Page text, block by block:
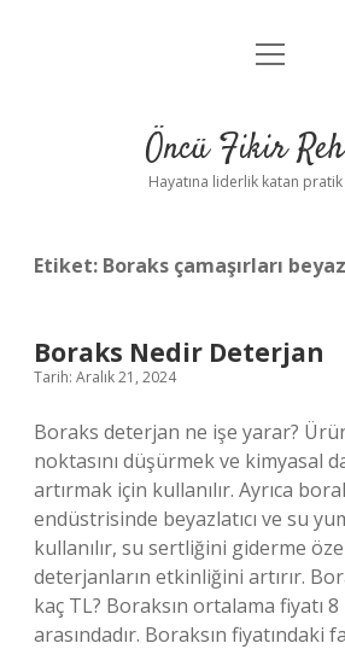
Anasayfa
Yasal Uyarı
menüyü
Öncü Fikir
Hayatına liderlik katan
Etiket: Boraks çamaşırları
Boraks Nedir Deterjan
Tarih: Aralık 21, 2024
Boraks deterjan ne işe yarar?
noktasını düşürmek ve kimyasal
artırmak için kullanılır. Ayrıca
endüstrisinde beyazlatıcı ve su
kullanılır, su sertliğini giderme
deterjanların etkinliğini artırır.
kaç TL? Boraksın ortalama fiyatı
arasındadır. Boraksın fiyatındaki